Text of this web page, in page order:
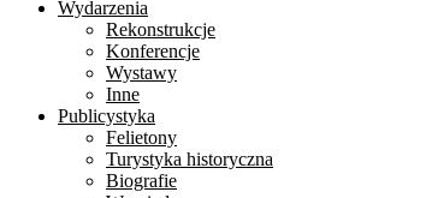
Wydarzenia
Rekonstrukcje
Konferencje
Wystawy
Inne
Publicystyka
Felietony
Turystyka historyczna
Biografie